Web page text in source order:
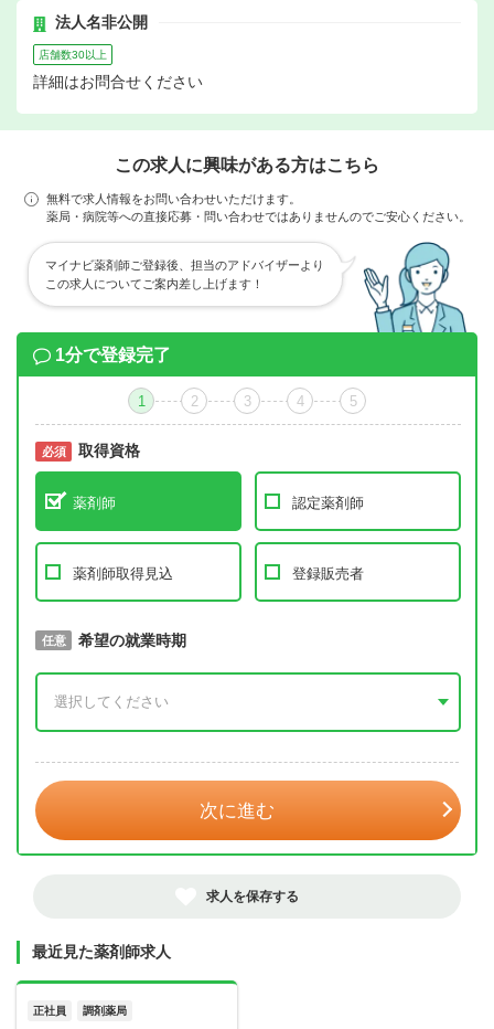
法人名非公開
店舗数30以上
詳細はお問合せください
この求人に興味がある方はこちら
無料で求人情報をお問い合わせいただけます。
薬局・病院等への直接応募・問い合わせではありませんのでご安心ください。
マイナビ薬剤師ご登録後、担当のアドバイザーより
この求人についてご案内差し上げます！
1分で登録完了
1 2 3 4 5
必須 取得資格
薬剤師 認定薬剤師
薬剤師取得見込 登録販売者
必須 取得予定年
任意 希望の就業時期
次に進む
求人を保存する
最近見た薬剤師求人
正社員 調剤薬局